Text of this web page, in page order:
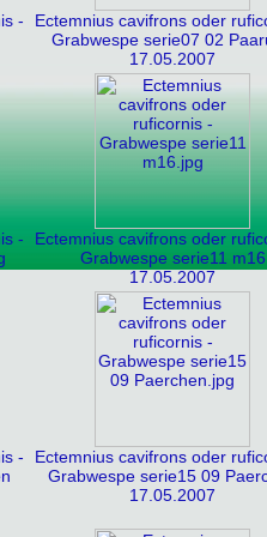
-
Ectemnius cavifrons oder
Grabwespe serie07 02
17.05.2007
-
Ectemnius cavifrons oder
Grabwespe serie11 m16
17.05.2007
-
Ectemnius cavifrons oder
Grabwespe serie15 09
17.05.2007